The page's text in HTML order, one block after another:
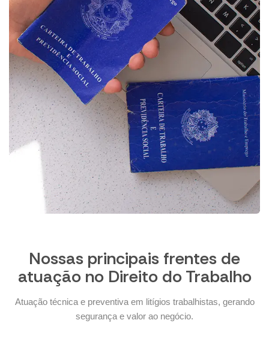
Nossas principais frentes de
atuação no Direito do Trabalho
Atuação técnica e preventiva em litígios trabalhistas, gerando
segurança e valor ao negócio.